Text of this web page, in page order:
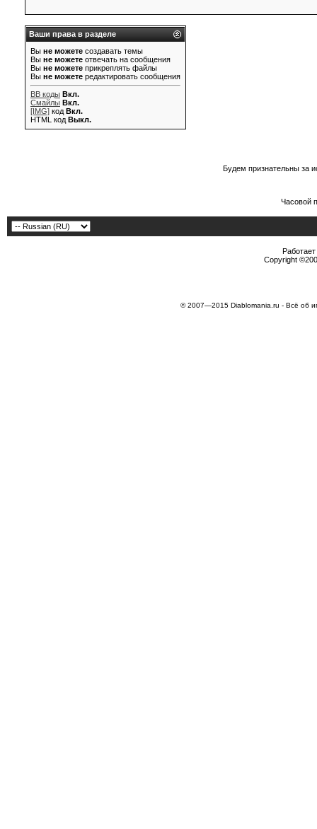
Ваши права в разделе
Вы не можете создавать темы
Вы не можете отвечать на сообщения
Вы не можете прикреплять файлы
Вы не можете редактировать сообщения
BB коды Вкл.
Смайлы Вкл.
[IMG] код Вкл.
HTML код Выкл.
Будем признательны за
Часовой
Copyright
© 2007—2015 Diablomania.ru - Всё об